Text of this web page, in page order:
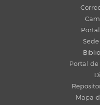
Portal de
Mapa